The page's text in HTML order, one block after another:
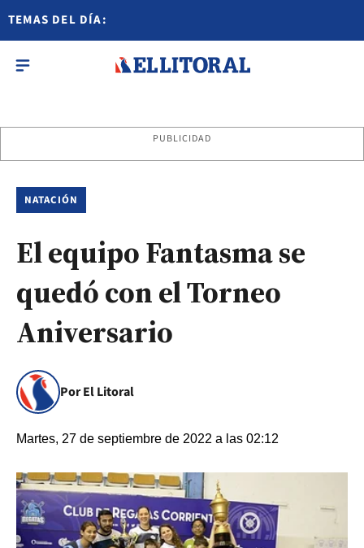
TEMAS DEL DÍA:
PUBLICIDAD
NATACIÓN
El equipo Fantasma se
quedó con el Torneo
Aniversario
Por El Litoral
Martes, 27 de septiembre de 2022 a las 02:12